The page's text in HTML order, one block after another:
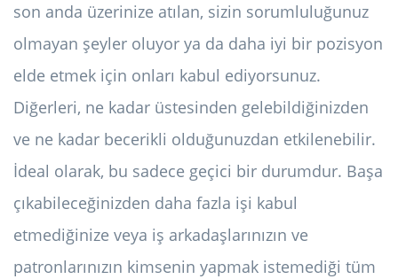
son anda üzerinize atılan, sizin sorumluluğunuz
olmayan şeyler oluyor ya da daha iyi bir pozisyon
elde etmek için onları kabul ediyorsunuz.
Diğerleri, ne kadar üstesinden gelebildiğinizden
ve ne kadar becerikli olduğunuzdan etkilenebilir.
İdeal olarak, bu sadece geçici bir durumdur. Başa
çıkabileceğinizden daha fazla işi kabul
etmediğinize veya iş arkadaşlarınızın ve
patronlarınızın kimsenin yapmak istemediği tüm